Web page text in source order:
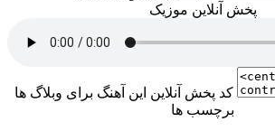
پخش آنلاین موزیک
کد پخش آنلاین این آهنگ برای وبلاگ ها
برچسب ها